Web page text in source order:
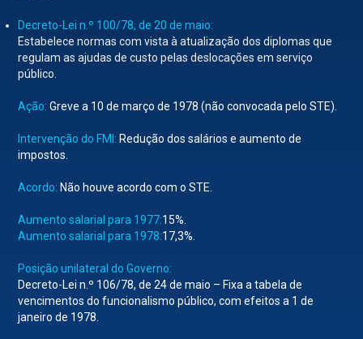
Decreto-Lei n.º 100/78, de 20 de maio:
Estabelece normas com vista à atualização dos diplomas que
regulam as ajudas de custo pelas deslocações em serviço
público.
Ação:Greve a 10 de março de 1978 (não convocada pelo STE).
Intervenção do FMI: Redução dos salários e aumento de
impostos.
Acordo: Não houve acordo com o STE.
Aumento salarial para 1977:15%.
Aumento salarial para 1978:17,3%.
Posição unilateral do Governo:
Decreto-Lei n.º 106/78, de 24 de maio – Fixa a tabela de
vencimentos do funcionalismo público, com efeitos a 1 de
janeiro de 1978.